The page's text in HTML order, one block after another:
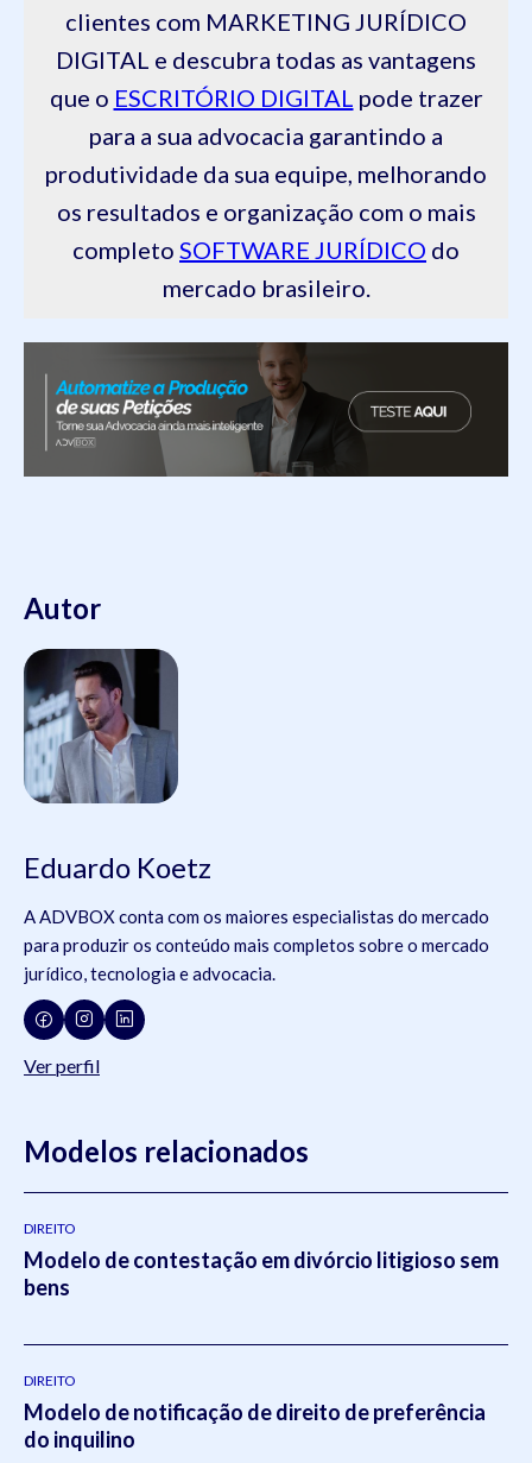
clientes com MARKETING JURÍDICO
DIGITAL e descubra todas as vantagens
que o ESCRITÓRIO DIGITAL pode trazer
para a sua advocacia garantindo a
produtividade da sua equipe, melhorando
os resultados e organização com o mais
completo SOFTWARE JURÍDICO do
mercado brasileiro.
Autor
Eduardo Koetz
A ADVBOX conta com os maiores especialistas do mercado
para produzir os conteúdo mais completos sobre o mercado
jurídico, tecnologia e advocacia.
Ver perfil
Modelos relacionados
DIREITO
Modelo de contestação em divórcio litigioso sem
bens
DIREITO
Modelo de notificação de direito de preferência
do inquilino